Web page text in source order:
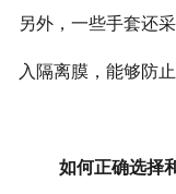
另外，一些手套还
入隔离膜，能够防
如何正确选择